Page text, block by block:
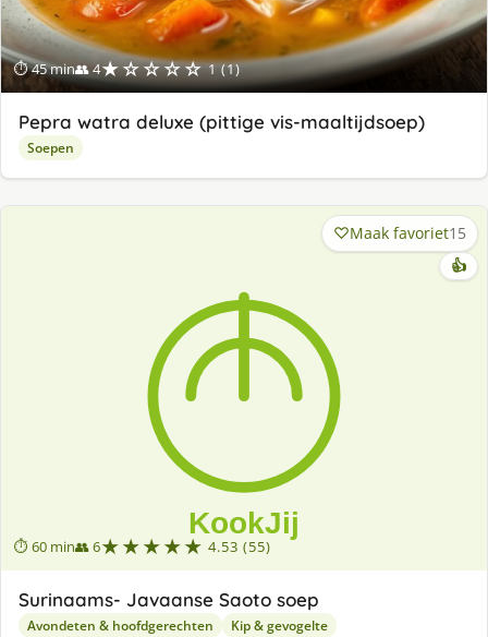
⏱ 45 min👥 4★☆☆☆☆ 1 (1)
Pepra watra deluxe (pittige vis-maaltijdsoep)
Soepen
⏱ 60 min👥 6★★★★★ 4.53 (55)
Maak favoriet15
👍
Surinaams- Javaanse Saoto soep
Avondeten & hoofdgerechten Kip & gevogelte